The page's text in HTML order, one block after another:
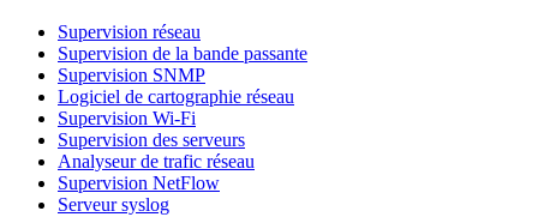
Supervision réseau
Supervision de la bande passante
Supervision SNMP
Logiciel de cartographie réseau
Supervision Wi-Fi
Supervision des serveurs
Analyseur de trafic réseau
Supervision NetFlow
Serveur syslog